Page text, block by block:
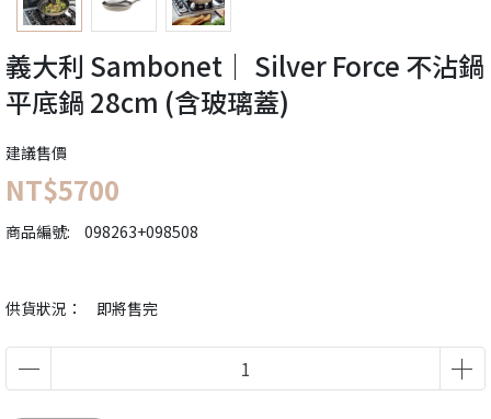
義大利 Sambonet｜ Silver Force 不沾鍋
平底鍋 28cm (含玻璃蓋)
建議售價
NT$5700
商品編號: 098263+098508
供貨狀況： 即將售完